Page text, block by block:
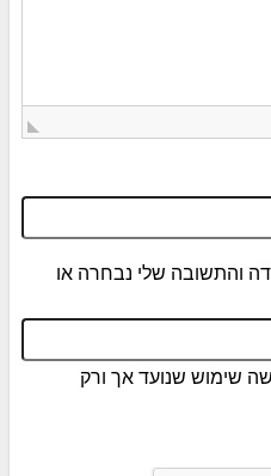
והתשובה שלי נבחרה או
שימוש שנועד אך ורק